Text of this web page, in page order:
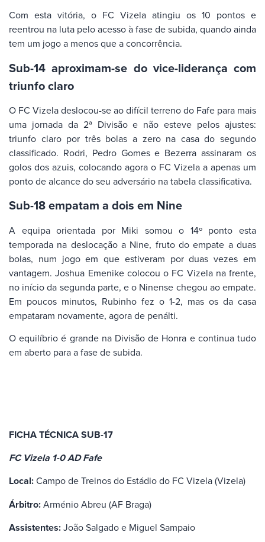
Com esta vitória, o FC Vizela atingiu os 10 pontos e
reentrou na luta pelo acesso à fase de subida, quando ainda
tem um jogo a menos que a concorrência.
Sub-14 aproximam-se do vice-liderança com
triunfo claro
O FC Vizela deslocou-se ao difícil terreno do Fafe para mais
uma jornada da 2ª Divisão e não esteve pelos ajustes:
triunfo claro por três bolas a zero na casa do segundo
classificado. Rodri, Pedro Gomes e Bezerra assinaram os
golos dos azuis, colocando agora o FC Vizela a apenas um
ponto de alcance do seu adversário na tabela classificativa.
Sub-18 empatam a dois em Nine
A equipa orientada por Miki somou o 14º ponto esta
temporada na deslocação a Nine, fruto do empate a duas
bolas, num jogo em que estiveram por duas vezes em
vantagem. Joshua Emenike colocou o FC Vizela na frente,
no início da segunda parte, e o Ninense chegou ao empate.
Em poucos minutos, Rubinho fez o 1-2, mas os da casa
empataram novamente, agora de penálti.
O equilíbrio é grande na Divisão de Honra e continua tudo
em aberto para a fase de subida.
FICHA TÉCNICA SUB-17
FC Vizela 1-0 AD Fafe
Local:Campo de Treinos do Estádio do FC Vizela (Vizela)
Árbitro:Arménio Abreu (AF Braga)
Assistentes:João Salgado e Miguel Sampaio